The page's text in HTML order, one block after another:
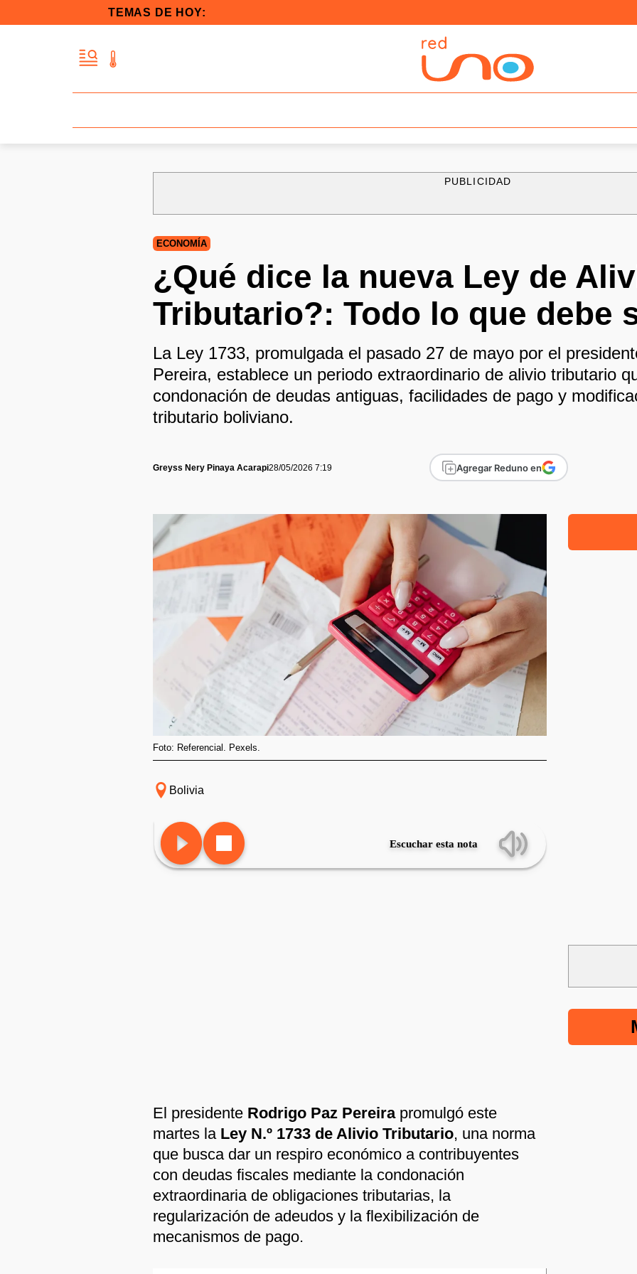
TEMAS DE HOY:
PUBLICIDAD
ECONOMÍA
¿Qué dice la nueva Ley de
Tributario?: Todo lo que debe
La Ley 1733, promulgada el pasado 27 de mayo por el
Pereira, establece un periodo extraordinario de alivio tributario
condonación de deudas antiguas, facilidades de pago y
tributario boliviano.
Greyss Nery Pinaya Acarapi28/05/2026 7:19 Agregar Reduno en
Foto: Referencial. Pexels.
Bolivia
Escuchar esta nota
El presidente Rodrigo Paz Pereirapromulgó este
martes la Ley N.º 1733 de Alivio Tributario, una norma
que busca dar un respiro económico a contribuyentes
con deudas fiscales mediante la condonación
extraordinaria de obligaciones tributarias, la
regularización de adeudos y la flexibilización de
mecanismos de pago.